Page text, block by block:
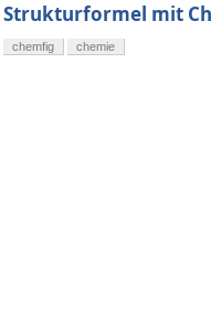
Strukturformel mit
chemfig chemie